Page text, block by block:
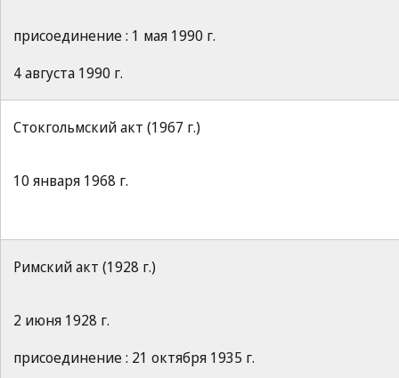
присоединение : 1 мая 1990 г.
4 августа 1990 г.
Стокгольмский акт (1967 г.)
10 января 1968 г.
Римский акт (1928 г.)
2 июня 1928 г.
присоединение : 21 октября 1935 г.